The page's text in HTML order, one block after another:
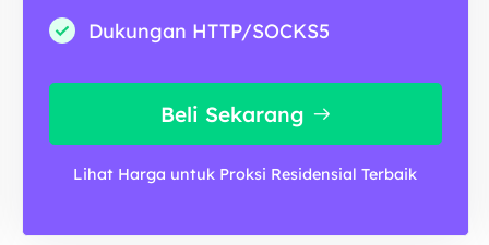
Dukungan HTTP/SOCKS5
Beli Sekarang
Lihat Harga untuk Proksi Residensial Terbaik